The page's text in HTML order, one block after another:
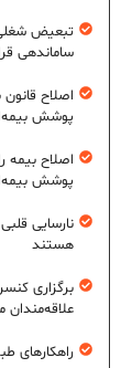
تبعیض شغلی
ساماندهی
اصلاح
پوشش
اصلاح بیمه
پوشش
نارسایی
هستند
برگزاری
راهکارهای